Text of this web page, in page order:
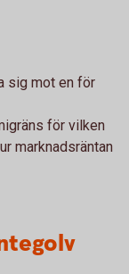
sig mot en för
för vilken
marknadsräntan